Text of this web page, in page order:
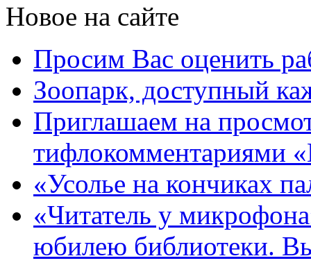
Новое на сайте
Просим Вас оценить
Зоопарк, доступный
Приглашаем на
тифлокомментариями
«Усолье на кончиках
«Читатель у
юбилею библиотеки.